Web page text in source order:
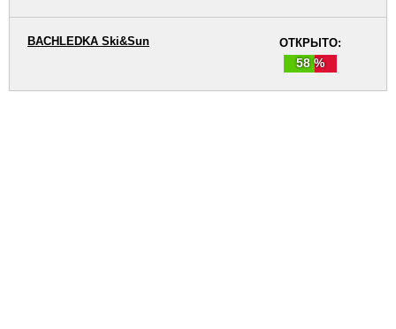
ОТКРЫТО:
58 %
BACHLEDKA Ski&Sun